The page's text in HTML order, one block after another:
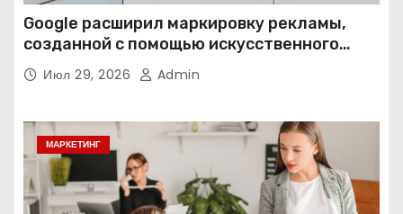
Google расширил маркировку рекламы,
созданной с помощью искусственного
интеллекта
Июл 29, 2026 Admin
МАРКЕТИНГ